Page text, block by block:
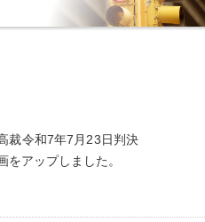
裁令和7年7月23日判決
をアップしました。